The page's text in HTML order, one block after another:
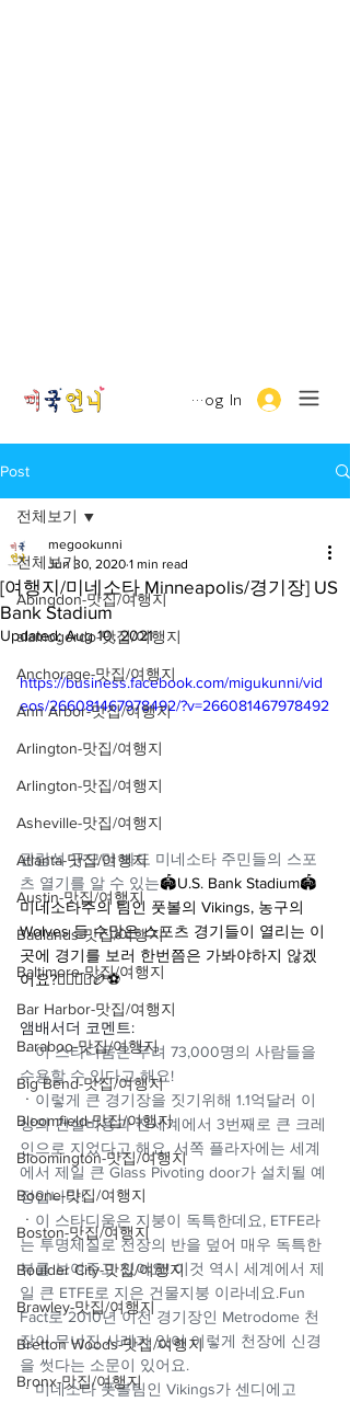
Log In
Post
전체보기
Abingdon-맛집/여행지
alamogordo-맛집/여행지
Anchorage-맛집/여행지
Ann Arbor-맛집/여행지
Arlington-맛집/여행지
Arlington-맛집/여행지
Asheville-맛집/여행지
Atlanta-맛집/여행지
Austin-맛집/여행지
Badlands-맛집/여행지
Baltimore-맛집/여행지
Bar Harbor-맛집/여행지
Baraboo-맛집/여행지
Big Bend-맛집/여행지
Bloomfield-맛집/여행지
Bloomington-맛집/여행지
Boone-맛집/여행지
Boston-맛집/여행지
Boulder City-맛집/여행지
Brawley-맛집/여행지
Bretton Woods-맛집/여행지
Bronx-맛집/여행지
전체보기
[여행지/미네소타 Minneapolis/경기장] US
Bank Stadium
megookunni
Jun 30, 2020 1 min read
Updated:Aug 10, 2021
https://business.facebook.com/migukunni/vid
eos/266081467978492/?v=266081467978492
관람석 규모만 봐도 미네소타 주민들의 스포
츠 열기를 알 수 있는🏟U.S. Bank Stadium🏟
미네소타주의 팀인 풋볼의 Vikings, 농구의
Wolves 등 수많은 스포츠 경기들이 열리는 이
곳에 경기를 보러 한번쯤은 가봐야하지 않겠
어요?🤼‍♂⛹‍♂🏉⚽
앰배서더 코멘트:
ㆍ이 스타디움은 무려 73,000명의 사람들을
수용할 수 있다고 해요!
ㆍ 이렇게 큰 경기장을 짓기위해 1.1억달러 이
상의 건설비용과 전세계에서 3번째로 큰 크레
인으로 지었다고 해요. 서쪽 플라자에는 세계
에서 제일 큰 Glass Pivoting door가 설치될 예
정입니다!
ㆍ 이 스타디움은 지붕이 독특한데요, ETFE라
는 투명제질로 천장의 반을 덮어 매우 독특한
뷰를 보여주고 있어요! 이것 역시 세계에서 제
일 큰 ETFE로 지은 건물지붕 이라네요.Fun
Fact로 2010년 이전 경기장인 Metrodome 천
장이 무너진 사례가 있어 이렇게 천장에 신경
을 썻다는 소문이 있어요.
ㆍ미네소타 풋볼팀인 Vikings가 센디에고